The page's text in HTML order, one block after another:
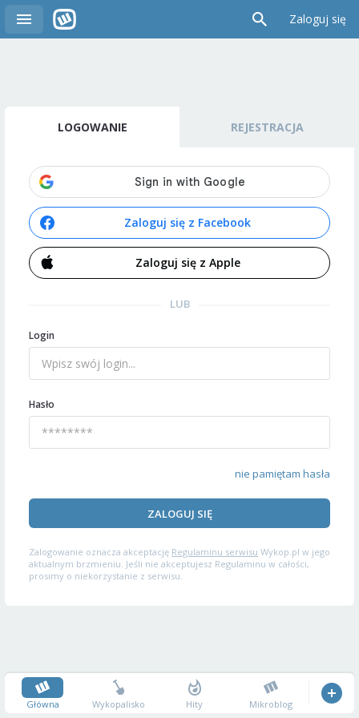
Zaloguj się
LOGOWANIE REJESTRACJA
Zaloguj się z Facebook
Zaloguj się z Apple
LUB
Login
Hasło
nie pamiętam hasła
ZALOGUJ SIĘ
Zalogowanie oznacza akceptację Regulaminu serwisu Wykop.pl w jego
aktualnym brzmieniu. Jeśli nie akceptujesz Regulaminu w całości,
prosimy o niekorzystanie z serwisu.
Główna Wykopalisko Hity Mikroblog